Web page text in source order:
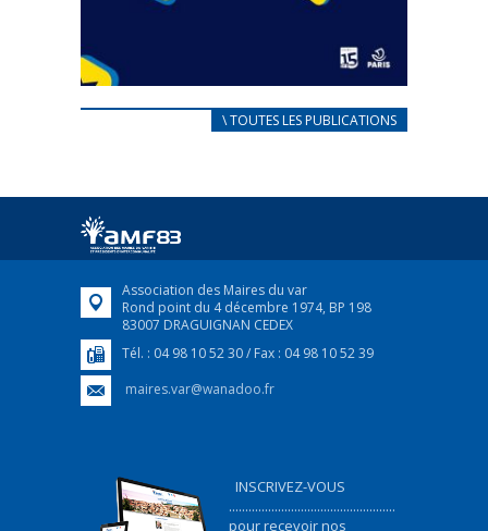
CARNET D’ACCUEIL
Afin d’accompagner au mieux les réfugiés
FEUILLETER
\ TOUTES LES PUBLICATIONS
Association des Maires du var
Rond point du 4 décembre 1974, BP 198
83007 DRAGUIGNAN CEDEX
Tél. : 04 98 10 52 30 / Fax : 04 98 10 52 39
maires.var@wanadoo.fr
INSCRIVEZ-VOUS
...................................................
pour recevoir nos